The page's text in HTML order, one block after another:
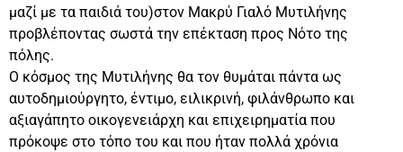
μαζί με τα παιδιά του)στον Μακρύ Γιαλό Μυτιλήνης
προβλέποντας σωστά την επέκταση προς Νότο της
πόλης.
Ο κόσμος της Μυτιλήνης θα τον θυμάται πάντα ως
αυτοδημιούργητο, έντιμο, ειλικρινή, φιλάνθρωπο και
αξιαγάπητο οικογενειάρχη και επιχειρηματία που
πρόκοψε στο τόπο του και που ήταν πολλά χρόνια